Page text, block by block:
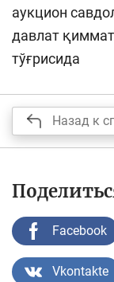
аукцион
давлат
тўғрисида
Назад к
Facebook
Vkontakte